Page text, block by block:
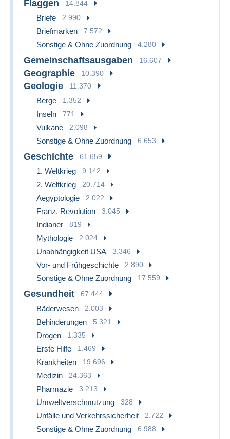
Flaggen 14.844
Briefe 2.990
Briefmarken 7.572
Sonstige & Ohne Zuordnung 4.280
Gemeinschaftsausgaben 16.607
Geographie 10.390
Geologie 11.370
Berge 1.352
Inseln 771
Vulkane 2.098
Sonstige & Ohne Zuordnung 6.653
Geschichte 61.659
1. Weltkrieg 9.142
2. Weltkrieg 20.714
Aegyptologie 2.022
Franz. Revolution 3.045
Indianer 819
Mythologie 2.024
Unabhängigkeit USA 3.346
Vor- und Frühgeschichte 2.890
Sonstige & Ohne Zuordnung 17.559
Gesundheit 67.444
Bäderwesen 2.003
Behinderungen 5.321
Drogen 1.335
Erste Hilfe 1.469
Krankheiten 19.696
Medizin 24.363
Pharmazie 3.213
Umweltverschmutzung 328
Unfälle und Verkehrssicherheit 2.722
Sonstige & Ohne Zuordnung 6.988